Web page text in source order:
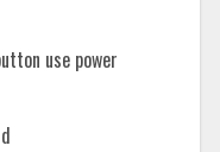
use power